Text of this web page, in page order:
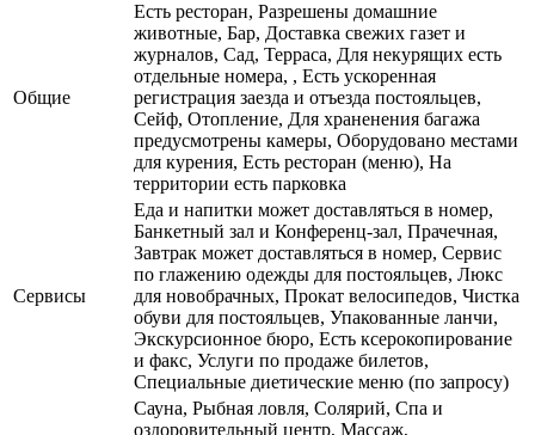
Общие
Есть ресторан, Разрешены домашние
животные, Бар, Доставка свежих газет и
журналов, Сад, Терраса, Для некурящих есть
отдельные номера, , Есть ускоренная
регистрация заезда и отъезда постояльцев,
Сейф, Отопление, Для храненения багажа
предусмотрены камеры, Оборудовано местами
для курения, Есть ресторан (меню), На
территории есть парковка
Сервисы
Еда и напитки может доставляться в номер,
Банкетный зал и Конференц-зал, Прачечная,
Завтрак может доставляться в номер, Сервис
по глажению одежды для постояльцев, Люкс
для новобрачных, Прокат велосипедов, Чистка
обуви для постояльцев, Упакованные ланчи,
Экскурсионное бюро, Есть ксерокопирование
и факс, Услуги по продаже билетов,
Специальные диетические меню (по запросу)
Сауна, Рыбная ловля, Солярий, Спа и
оздоровительный центр, Массаж,